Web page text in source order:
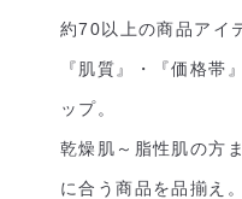
約70以上の商品アイ
『肌質』・『価格帯
ップ。
乾燥肌～脂性肌の方
に合う商品を品揃え。